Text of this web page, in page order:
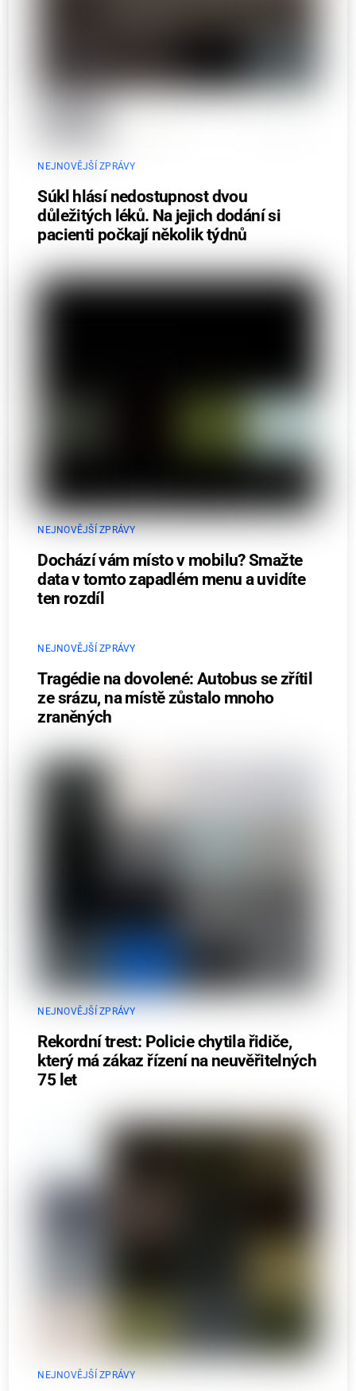
NEJNOVĚJŠÍ ZPRÁVY
Súkl hlásí nedostupnost dvou
důležitých léků. Na jejich dodání si
pacienti počkají několik týdnů
NEJNOVĚJŠÍ ZPRÁVY
Dochází vám místo v mobilu? Smažte
data v tomto zapadlém menu a uvidíte
ten rozdíl
NEJNOVĚJŠÍ ZPRÁVY
Tragédie na dovolené: Autobus se zřítil
ze srázu, na místě zůstalo mnoho
zraněných
NEJNOVĚJŠÍ ZPRÁVY
Rekordní trest: Policie chytila řidiče,
který má zákaz řízení na neuvěřitelných
75 let
NEJNOVĚJŠÍ ZPRÁVY